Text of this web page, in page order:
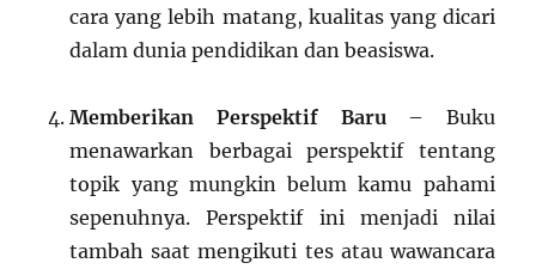
cara yang lebih matang, kualitas yang dicari
dalam dunia pendidikan dan beasiswa.
Memberikan Perspektif Baru– Buku
menawarkan berbagai perspektif tentang
topik yang mungkin belum kamu pahami
sepenuhnya. Perspektif ini menjadi nilai
tambah saat mengikuti tes atau wawancara